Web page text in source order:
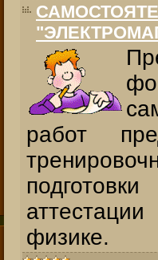
работ
физике.